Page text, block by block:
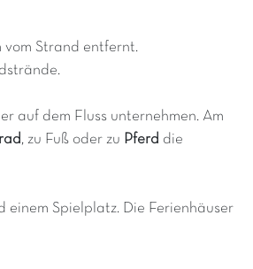
vom Strand entfernt.
auf dem Fluss unternehmen. Am
, zu Fuß oder zu Pferd die
einem Spielplatz. Die Ferienhäuser